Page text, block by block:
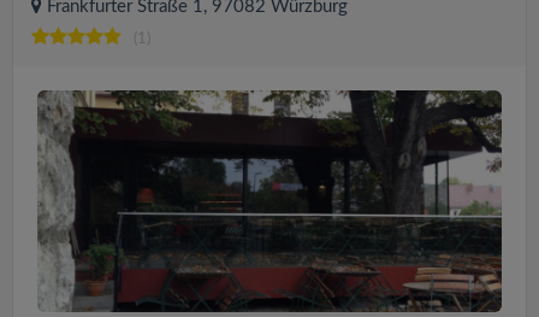
Frankfurter Straße 1, 97082 Würzburg
(1)